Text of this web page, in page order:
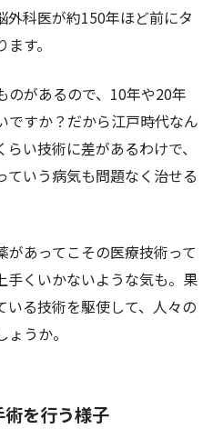
科医が約150年ほど前にタ
す。
のがあるので、10年や20年
ですか？だから江戸時代なん
い技術に差があるわけで、
ていう病気も問題なく治せる
があってこその医療技術って
手くいかないような気も。果
いる技術を駆使して、人々の
うか。
を行う様子